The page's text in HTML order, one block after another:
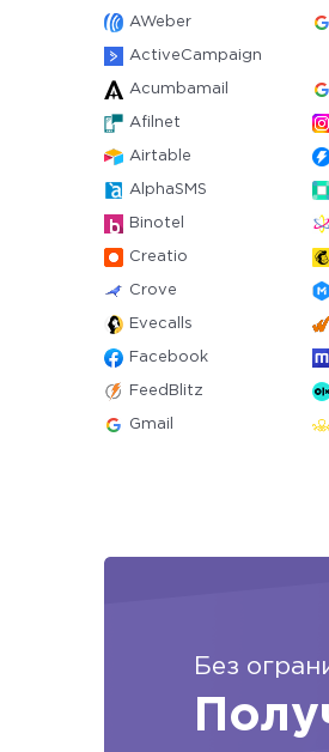
AWeber
ActiveCampaign
Acumbamail
Afilnet
Airtable
AlphaSMS
Binotel
Creatio
Crove
Evecalls
Facebook
FeedBlitz
Gmail
Без